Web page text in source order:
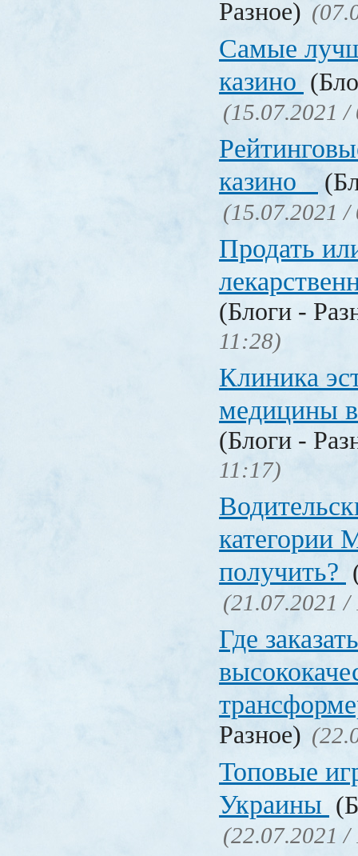
Разное)
Самые
казино
(15.07.2021 /
казино
(15.07.2021 /
Продать
(Блоги -
11:28)
Клиника
медицины
(Блоги -
11:17)
категории
получить?
(21.07.2021 /
Где заказать
Разное)
Топовые
Украины
(22.07.2021 /